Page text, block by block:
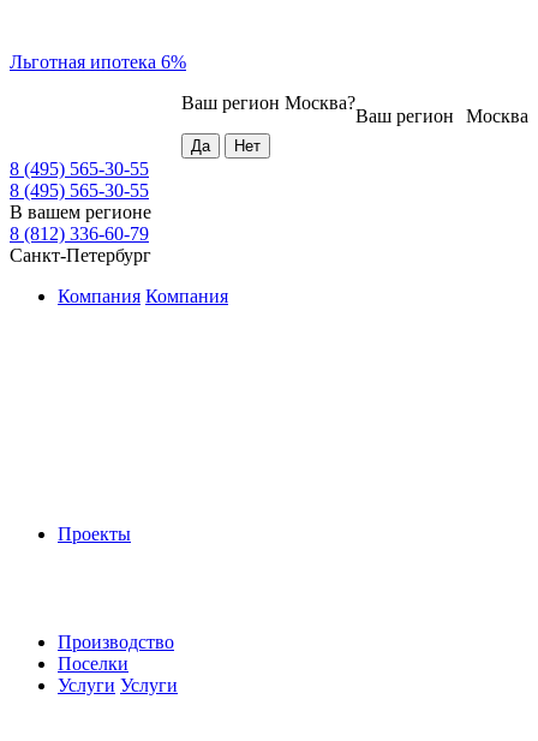
Льготная ипотека 6%
Москва
Ваш регион
Ваш регион Москва?
8 (495) 565-30-55
8 (495) 565-30-55
В вашем регионе
8 (812) 336-60-79
Санкт-Петербург
Компания Компания
Проекты
Производство
Поселки
Услуги Услуги